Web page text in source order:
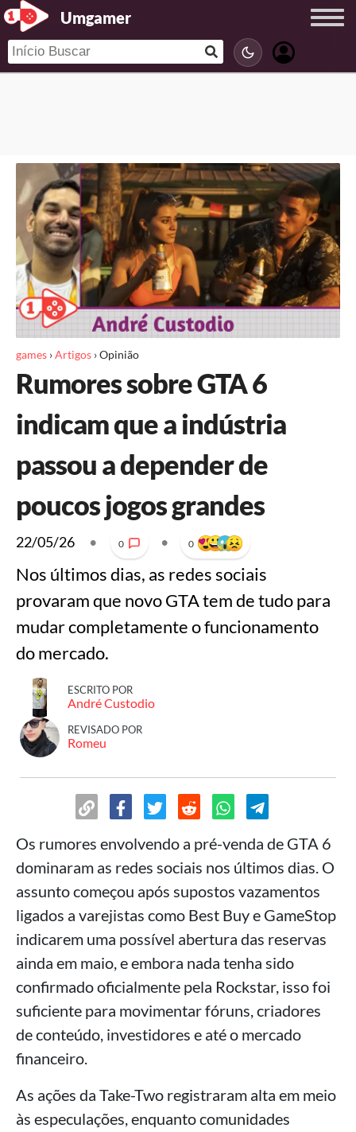
Umgamer
games ›Artigos ›Opinião
Rumores sobre GTA 6
indicam que a indústria
passou a depender de
poucos jogos grandes
22/05/26 • 0 • 0
Nos últimos dias, as redes sociais
provaram que novo GTA tem de tudo para
mudar completamente o funcionamento
do mercado.
ESCRITO POR
André Custodio
REVISADO POR
Romeu
Os rumores envolvendo a pré-venda de GTA 6
dominaram as redes sociais nos últimos dias. O
assunto começou após supostos vazamentos
ligados a varejistas como Best Buy e GameStop
indicarem uma possível abertura das reservas
ainda em maio, e embora nada tenha sido
confirmado oficialmente pela Rockstar, isso foi
suficiente para movimentar fóruns, criadores
de conteúdo, investidores e até o mercado
financeiro.
As ações da Take-Two registraram alta em meio
às especulações, enquanto comunidades